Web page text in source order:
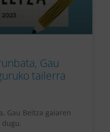
Gau
tailerra
Gau Beltza gaiaren